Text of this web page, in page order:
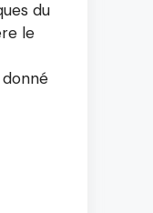
du
le